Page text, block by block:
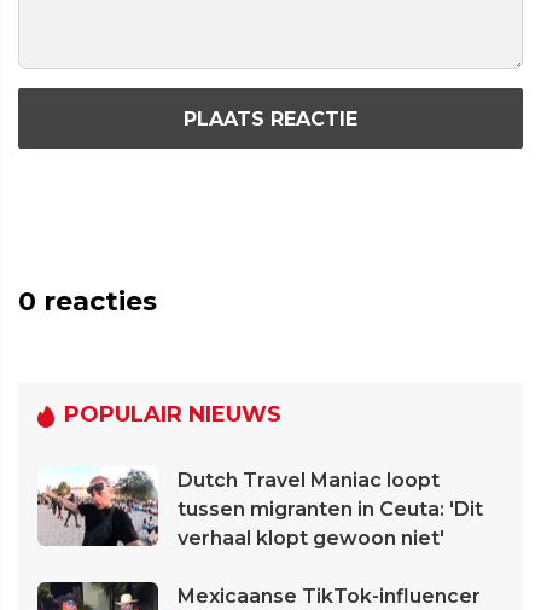
PLAATS REACTIE
0 reacties
POPULAIR NIEUWS
Dutch Travel Maniac loopt
tussen migranten in Ceuta: 'Dit
verhaal klopt gewoon niet'
Mexicaanse TikTok-influencer